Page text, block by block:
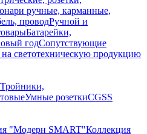
ручные, карманные,
проводРучной и
Батарейки,
годСопутствующие
светотехническую продукцию
Тройники,
Умные розеткиCGSS
"Модерн SMART"Коллекция